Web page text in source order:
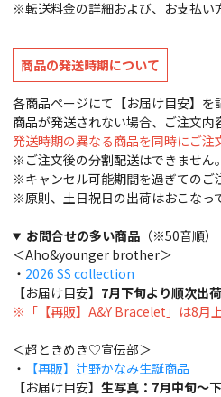
※転送料金の詳細および、お支払い
商品の発送時期について
各商品ページにて【お届け目安】を
商品が発送されない場合、ご注文内
発送時期の異なる商品を同時にご注
※ご注文後の分割配送はできません。
※キャンセル可能期間を過ぎてのご
※原則、土日祝日の出荷はおこなっ
お問合せの多い商品（※50音順）
＜Aho&younger brother＞
・ 2026 SS collection
【お届け目安】 7月下旬より順次出
※「【再販】A&Y Bracelet」は8月
＜超ときめき♡宣伝部＞
・
【再販】辻野かなみ生誕商品
【お届け目安】 生写真：7月中旬～